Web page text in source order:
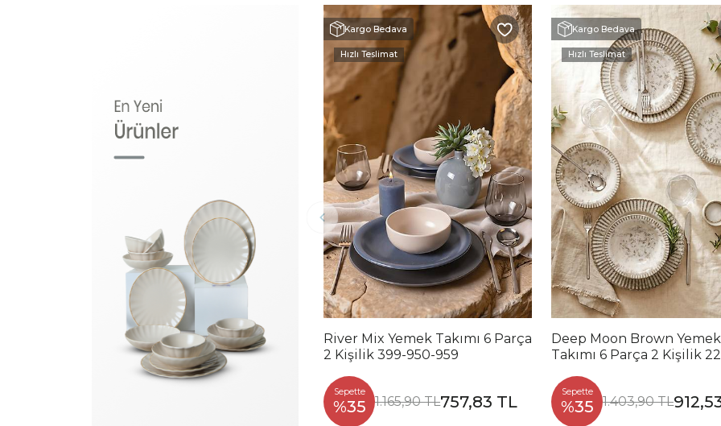
Kargo Bedava
Hızlı Teslimat
River Mix Yemek Takımı 6 Parça
2 Kişilik 399-950-959
Sepette
%35 1.165,90 TL757,83 TL
Kargo Bedava
Hızlı Teslimat
Deep Moon Brown Yemek
Takımı 6 Parça 2 Kişilik
Sepette
%35 1.403,90 TL